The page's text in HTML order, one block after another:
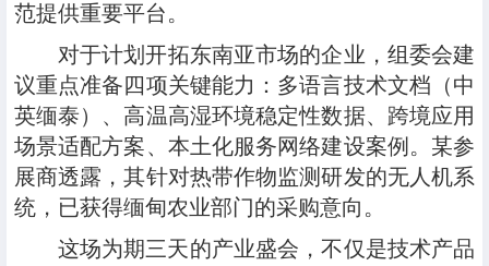
范提供重要平台。
‍对于计划开拓东南亚市场的企业，组委会建
议重点准备四项关键能力：多语言技术文档（中
英缅泰）、高温高湿环境稳定性数据、跨境应用
场景适配方案、本土化服务网络建设案例。某参
展商透露，其针对热带作物监测研发的无人机系
统，已获得缅甸农业部门的采购意向。
这场为期三天的产业盛会，不仅是技术产品